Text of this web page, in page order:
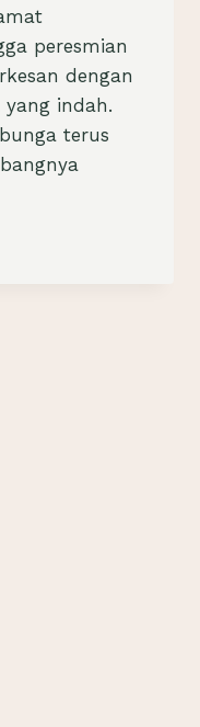
peresmian
dengan
indah.
terus